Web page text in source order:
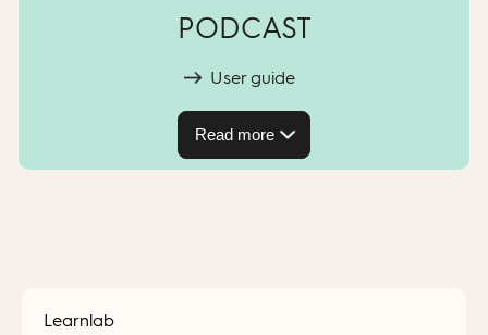
PODCAST
User guide
Read more
Learnlab